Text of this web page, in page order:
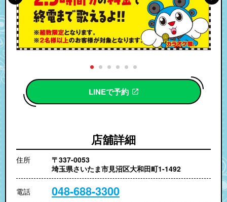
店舖詳細
住所
〒337-0053
埼玉県さいたま市見沼区大和田町1-1492
電話 048-688-3300
LINEで予約